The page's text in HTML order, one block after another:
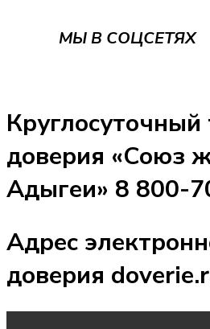
МЫ В СОЦСЕТЯХ
доверия «Союз
Адыгеи» 8 800-
Адрес
доверия